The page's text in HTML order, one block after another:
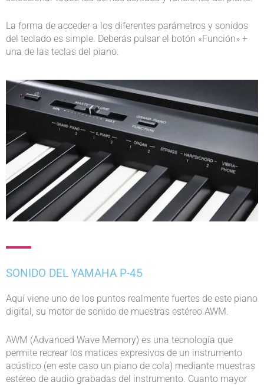
La forma de acceder a los diferentes parámetros y sonidos
del teclado es simple. Deberás pulsar el botón «Función» +
una de las teclas del piano.
SONIDO DEL YAMAHA P-45
Aquí viene uno de los puntos realmente fuertes de este piano
digital, su motor de sonido de muestras estéreo AWM.
AWM (Advanced Wave Memory) es una tecnología que
permite recrear los matices expresivos de un instrumento
acústico (en este caso un piano de cola) mediante muestras
estéreo de audio grabadas del instrumento. Cuanto mayor